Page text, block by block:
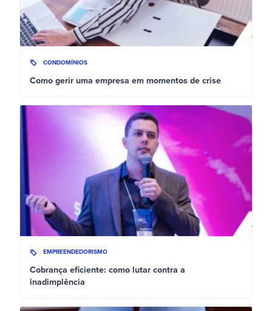
CONDOMÍNIOS
Como gerir uma empresa em momentos de crise
EMPREENDEDORISMO
Cobrança eficiente: como lutar contra a
inadimplência